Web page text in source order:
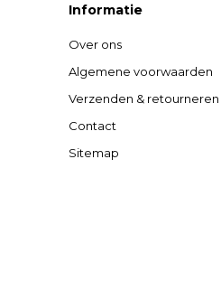
Informatie
Over ons
Algemene voorwaarden
Verzenden & retourneren
Contact
Sitemap